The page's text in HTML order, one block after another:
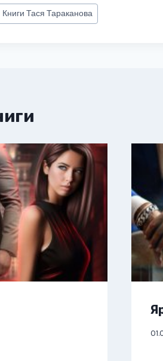
КнигиТася Тараканова